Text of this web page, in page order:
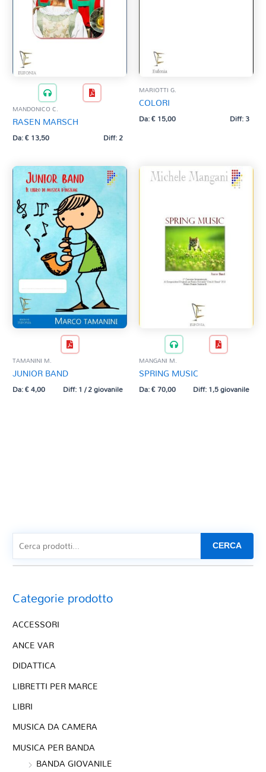
MANDONICO C.
RASEN MARSCH
Da:€13,50 Diff: 2
MARIOTTI G.
COLORI
Da:€15,00 Diff: 3
TAMANINI M.
JUNIOR BAND
Da:€4,00 Diff: 1 / 2 giovanile
MANGANI M.
SPRING MUSIC
Da:€70,00 Diff: 1,5 giovanile
CERCA
Categorie prodotto
ACCESSORI
ANCE VAR
DIDATTICA
LIBRETTI PER MARCE
LIBRI
MUSICA DA CAMERA
MUSICA PER BANDA
BANDA GIOVANILE